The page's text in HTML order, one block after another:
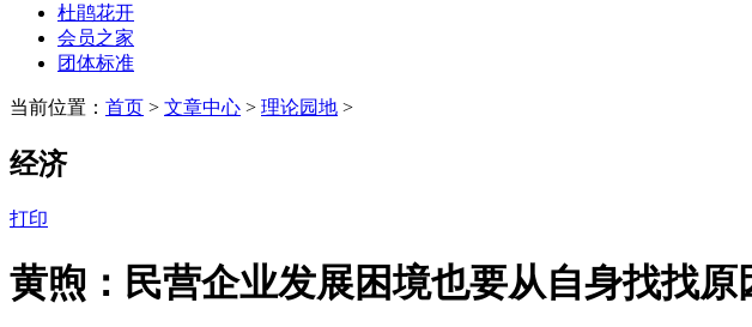
杜鹃花开
会员之家
团体标准
当前位置： 首页 > 文章中心 > 理论园地 >
经济
打印
黄煦：民营企业发展困境也要从自身找找原